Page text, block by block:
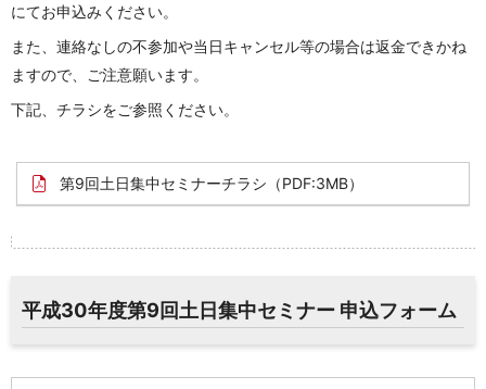
にてお申込みください。
また、連絡なしの不参加や当日キャンセル等の場合は返金できかね
ますので、ご注意願います。
下記、チラシをご参照ください。
第9回土日集中セミナーチラシ （PDF:3MB）
平成30年度第9回土日集中セミナー 申込フォーム